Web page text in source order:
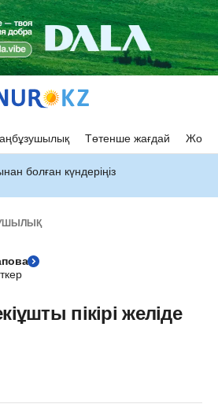
Төтенше жағдай Жол
болған күндеріңіз
пікірі желіде